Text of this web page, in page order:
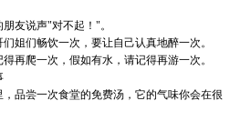
友说声"对不起！"。
们畅饮一次，要让自己认真地醉一次。
爬一次，假如有水，请记得再游一次。
品尝一次食堂的免费汤，它的气味你会在很